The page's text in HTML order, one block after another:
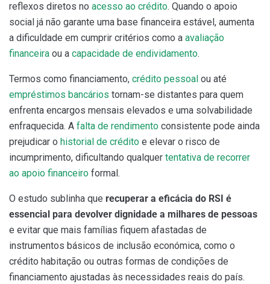
reflexos diretos no acesso ao crédito. Quando o apoio
social já não garante uma base financeira estável, aumenta
a dificuldade em cumprir critérios como a avaliação
financeira ou a capacidade de endividamento.
Termos como financiamento, crédito pessoal ou até
empréstimos bancários tornam-se distantes para quem
enfrenta encargos mensais elevados e uma solvabilidade
enfraquecida. A falta de rendimento consistente pode ainda
prejudicar o historial de crédito e elevar o risco de
incumprimento, dificultando qualquer tentativa de recorrer
ao apoio financeiro formal.
O estudo sublinha que recuperar a eficácia do RSI é
essencial para devolver dignidade a milhares de pessoas
e evitar que mais famílias fiquem afastadas de
instrumentos básicos de inclusão económica, como o
crédito habitação ou outras formas de condições de
financiamento ajustadas às necessidades reais do país.